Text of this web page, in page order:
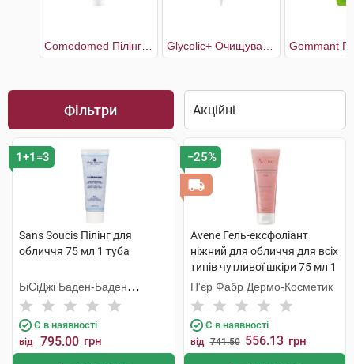
Фільтри
1+1=3
Sans Soucis Пілінг для
обличчя 75 мл 1 туба
БіСіДжі Баден-Баден
Косметікс Груп Гмбх
Є в наявності
від 795.00 грн
−25%
Avene Гель-ексфоліант
ніжний для обличчя для всіх
типів чутливої шкіри 75 мл 1
туба
П'єр Фабр Дермо-Косметик
Є в наявності
від 741.50 556.13 грн